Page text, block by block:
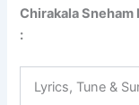
Chirakala Sneham
:
Lyrics, Tune &